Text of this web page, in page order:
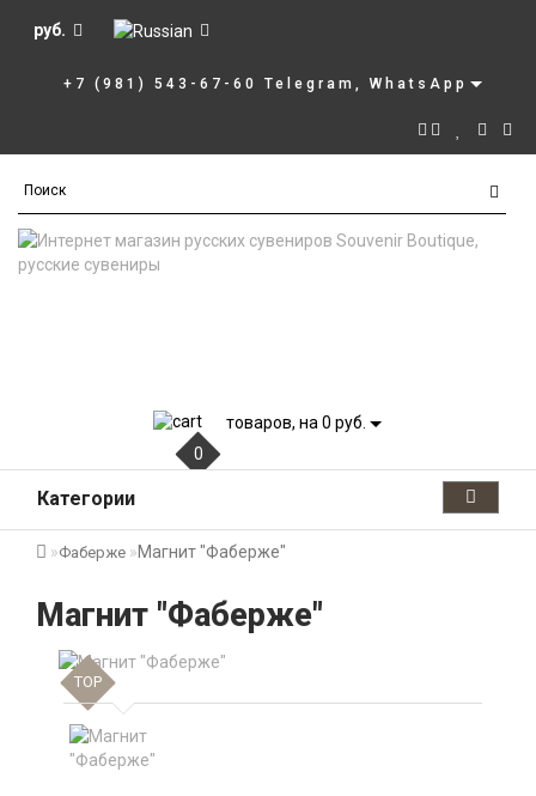
руб.
+7 (981) 543-67-60 Telegram, WhatsApp
0
товаров, на 0 руб.
Категории
Фаберже Магнит "Фаберже"
Магнит "Фаберже"
TOP